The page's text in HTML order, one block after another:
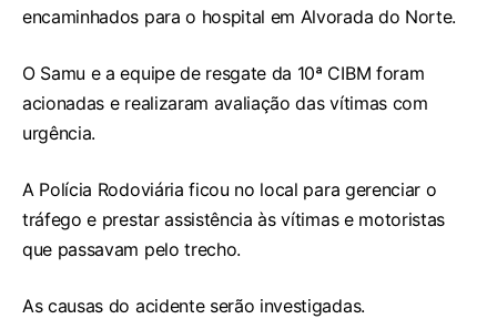
encaminhados para o hospital em Alvorada do Norte.
O Samu e a equipe de resgate da 10ª CIBM foram
acionadas e realizaram avaliação das vítimas com
urgência.
A Polícia Rodoviária ficou no local para gerenciar o
tráfego e prestar assistência às vítimas e motoristas
que passavam pelo trecho.
As causas do acidente serão investigadas.